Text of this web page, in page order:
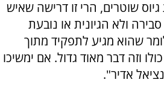
שוטרים, הרי זו דרישה שאיש
ולא הגיונית או נובעת
שהוא מגיע לתפקיד מתוך
וזה דבר מאוד גדול. אם ימשיכו
אדיר".